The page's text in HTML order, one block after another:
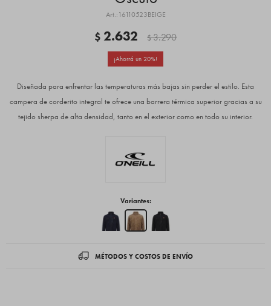
16110523BEIGE
$ 2.632 $3.290
20
Diseñada para enfrentar las temperaturas más bajas sin perder el estilo. Esta
campera de corderito integral te ofrece una barrera térmica superior gracias a su
tejido sherpa de alta densidad, tanto en el exterior como en todo su interior.
Variantes:
MÉTODOS Y COSTOS DE ENVÍO